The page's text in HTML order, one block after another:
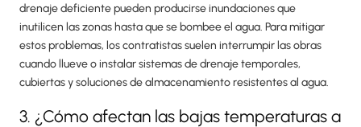
drenaje deficiente pueden producirse inundaciones que
inutilicen las zonas hasta que se bombee el agua. Para mitigar
estos problemas, los contratistas suelen interrumpir las obras
cuando llueve o instalar sistemas de drenaje temporales,
cubiertas y soluciones de almacenamiento resistentes al agua.
3. ¿Cómo afectan las bajas temperaturas a